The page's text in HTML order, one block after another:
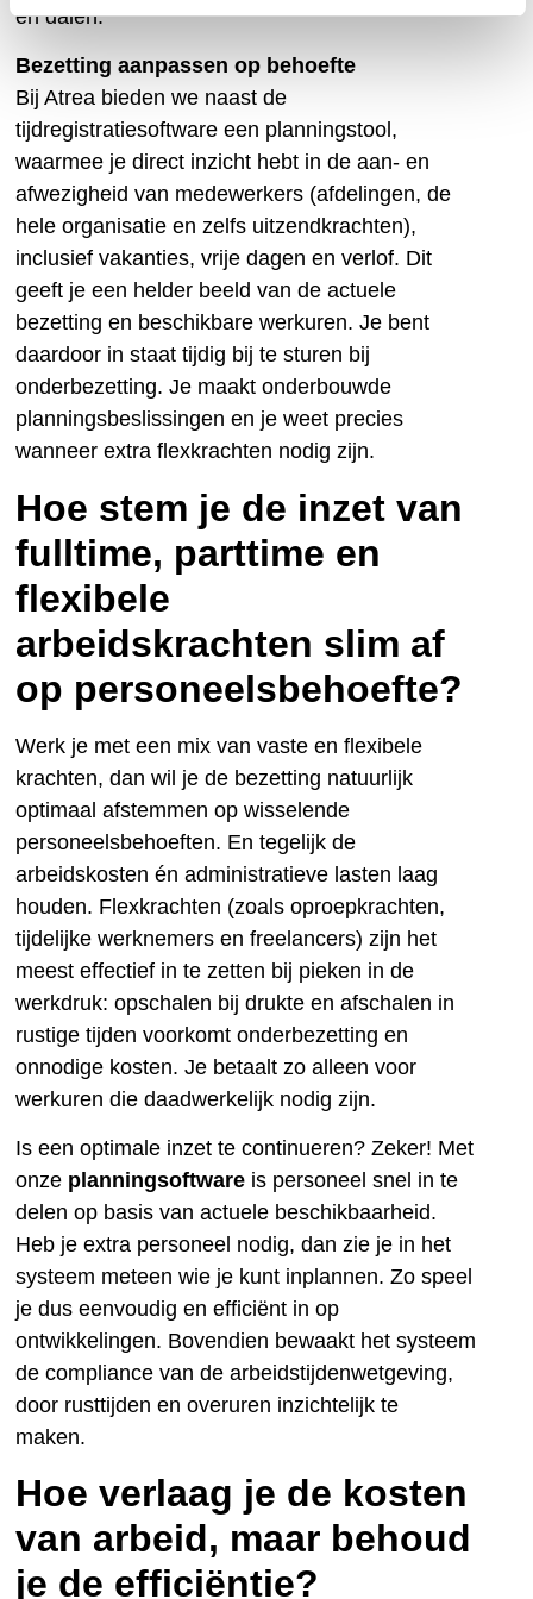
en dalen.
Bezetting aanpassen op behoefte
Bij Atrea bieden we naast de
tijdregistratiesoftware een planningstool,
waarmee je direct inzicht hebt in de aan- en
afwezigheid van medewerkers (afdelingen, de
hele organisatie en zelfs uitzendkrachten),
inclusief vakanties, vrije dagen en verlof. Dit
geeft je een helder beeld van de actuele
bezetting en beschikbare werkuren. Je bent
daardoor in staat tijdig bij te sturen bij
onderbezetting. Je maakt onderbouwde
planningsbeslissingen en je weet precies
wanneer extra flexkrachten nodig zijn.
Hoe stem je de inzet van
fulltime, parttime en
flexibele
arbeidskrachten slim af
op personeelsbehoefte?
Werk je met een mix van vaste en flexibele
krachten, dan wil je de bezetting natuurlijk
optimaal afstemmen op wisselende
personeelsbehoeften. En tegelijk de
arbeidskosten én administratieve lasten laag
houden. Flexkrachten (zoals oproepkrachten,
tijdelijke werknemers en freelancers) zijn het
meest effectief in te zetten bij pieken in de
werkdruk: opschalen bij drukte en afschalen in
rustige tijden voorkomt onderbezetting en
onnodige kosten. Je betaalt zo alleen voor
werkuren die daadwerkelijk nodig zijn.
Is een optimale inzet te continueren? Zeker! Met
onze planningsoftware is personeel snel in te
delen op basis van actuele beschikbaarheid.
Heb je extra personeel nodig, dan zie je in het
systeem meteen wie je kunt inplannen. Zo speel
je dus eenvoudig en efficiënt in op
ontwikkelingen. Bovendien bewaakt het systeem
de compliance van de arbeidstijdenwetgeving,
door rusttijden en overuren inzichtelijk te
maken.
Hoe verlaag je de kosten
van arbeid, maar behoud
je de efficiëntie?